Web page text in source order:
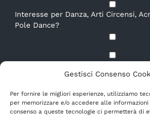
Gestisci Consenso
Per fornire le migliori esperienze, utilizziamo
per memorizzare e/o accedere alle
consenso a queste tecnologie ci permetterà di
Interesse per Danza, Arti Circensi,
Pole Dance?